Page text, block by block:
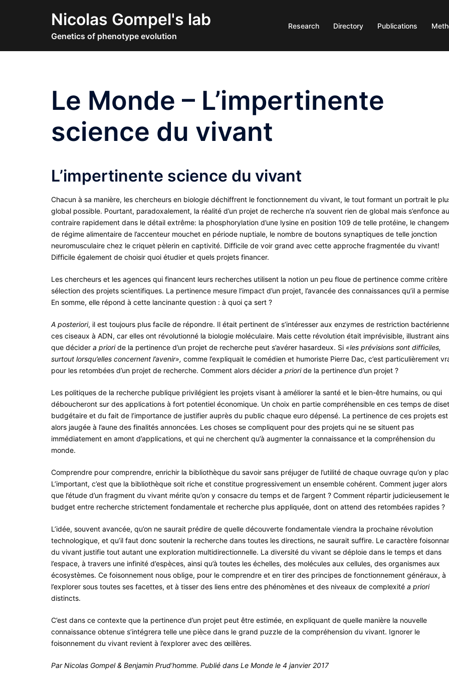
Nicolas Gompel's lab
Genetics of phenotype evolution
Research Directory Publications
Le Monde – L’impertinente
science du vivant
L’impertinente science du vivant
Chacun à sa manière, les chercheurs en biologie déchiffrent le fonctionnement du vivant, le tout formant un portrait le
global possible. Pourtant, paradoxalement, la réalité d’un projet de recherche n’a souvent rien de global mais s’enfonce au
contraire rapidement dans le détail extrême: la phosphorylation d’une lysine en position 109 de telle protéine, le
de régime alimentaire de l’accenteur mouchet en période nuptiale, le nombre de boutons synaptiques de telle jonction
neuromusculaire chez le criquet pèlerin en captivité. Difficile de voir grand avec cette approche fragmentée du vivant!
Difficile également de choisir quoi étudier et quels projets financer.
Les chercheurs et les agences qui financent leurs recherches utilisent la notion un peu floue de pertinence comme
sélection des projets scientifiques. La pertinence mesure l’impact d’un projet, l’avancée des connaissances qu’il a
En somme, elle répond à cette lancinante question : à quoi ça sert ?
A posteriori, il est toujours plus facile de répondre. Il était pertinent de s’intéresser aux enzymes de restriction
ces ciseaux à ADN, car elles ont révolutionné la biologie moléculaire. Mais cette révolution était imprévisible, illustrant
que décider a prioride la pertinence d’un projet de recherche peut s’avérer hasardeux. Si «les prévisions sont difficiles,
surtout lorsqu’elles concernent l’avenir», comme l’expliquait le comédien et humoriste Pierre Dac, c’est particulièrement
pour les retombées d’un projet de recherche. Comment alors décider a prioride la pertinence d’un projet ?
Les politiques de la recherche publique privilégient les projets visant à améliorer la santé et le bien-être humains, ou qui
déboucheront sur des applications à fort potentiel économique. Un choix en partie compréhensible en ces temps de
budgétaire et du fait de l’importance de justifier auprès du public chaque euro dépensé. La pertinence de ces projets est
alors jaugée à l’aune des finalités annoncées. Les choses se compliquent pour des projets qui ne se situent pas
immédiatement en amont d’applications, et qui ne cherchent qu’à augmenter la connaissance et la compréhension du
monde.
Comprendre pour comprendre, enrichir la bibliothèque du savoir sans préjuger de l’utilité de chaque ouvrage qu’on y
L’important, c’est que la bibliothèque soit riche et constitue progressivement un ensemble cohérent. Comment juger alors
que l’étude d’un fragment du vivant mérite qu’on y consacre du temps et de l’argent ? Comment répartir judicieusement le
budget entre recherche strictement fondamentale et recherche plus appliquée, dont on attend des retombées rapides ?
L’idée, souvent avancée, qu’on ne saurait prédire de quelle découverte fondamentale viendra la prochaine révolution
technologique, et qu’il faut donc soutenir la recherche dans toutes les directions, ne saurait suffire. Le caractère
du vivant justifie tout autant une exploration multidirectionnelle. La diversité du vivant se déploie dans le temps et dans
l’espace, à travers une infinité d’espèces, ainsi qu’à toutes les échelles, des molécules aux cellules, des organismes aux
écosystèmes. Ce foisonnement nous oblige, pour le comprendre et en tirer des principes de fonctionnement généraux, à
l’explorer sous toutes ses facettes, et à tisser des liens entre des phénomènes et des niveaux de complexité a priori
distincts.
C’est dans ce contexte que la pertinence d’un projet peut être estimée, en expliquant de quelle manière la nouvelle
connaissance obtenue s’intégrera telle une pièce dans le grand puzzle de la compréhension du vivant. Ignorer le
foisonnement du vivant revient à l’explorer avec des œillères.
Par Nicolas Gompel & Benjamin Prud’homme. Publié dans Le Monde le 4 janvier 2017